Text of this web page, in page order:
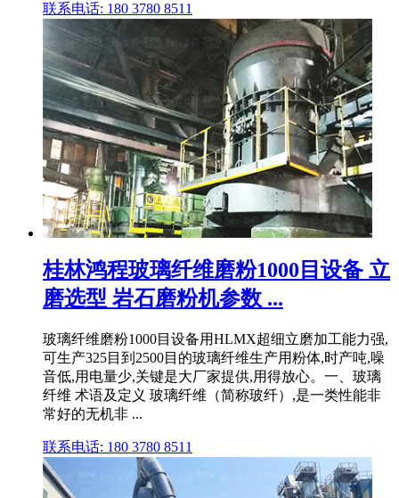
联系电话: 180 3780 8511
桂林鸿程玻璃纤维磨粉1000目设备 立
磨选型 岩石磨粉机参数 ...
玻璃纤维磨粉1000目设备用HLMX超细立磨加工能力强,
可生产325目到2500目的玻璃纤维生产用粉体,时产吨,噪
音低,用电量少,关键是大厂家提供,用得放心。一、玻璃
纤维 术语及定义 玻璃纤维（简称玻纤）,是一类性能非
常好的无机非 ...
联系电话: 180 3780 8511